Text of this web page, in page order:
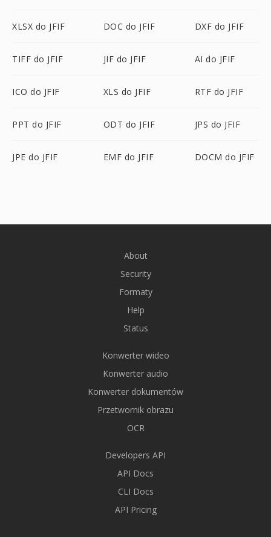
XLSX do JFIF DOC do JFIF DXF do JFIF
TIFF do JFIF JIF do JFIF AI do JFIF
ICO do JFIF XLS do JFIF RTF do JFIF
PPT do JFIF ODT do JFIF JPS do JFIF
JPE do JFIF EMF do JFIF DOCM do JFIF
About
Security
Formaty
Help
Status
Konwerter wideo
Konwerter audio
Konwerter dokumentów
Przetwornik obrazu
OCR
Developers API
API Docs
CLI Docs
API Pricing